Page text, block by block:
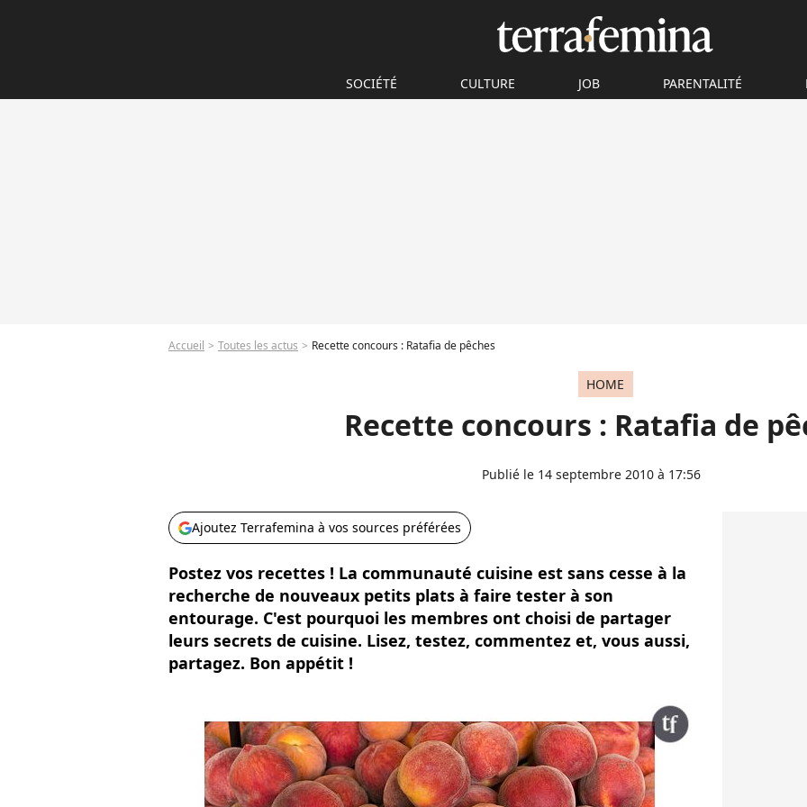
SOCIÉTÉ CULTURE JOB PARENTALITÉ
Accueil Toutes les actus Recette concours : Ratafia de pêches
HOME
Recette concours : Ratafia de
Publié le 14 septembre 2010 à 17:56
Ajoutez Terrafemina à vos sources préférées
Postez vos recettes ! La communauté cuisine est sans cesse à la
recherche de nouveaux petits plats à faire tester à son
entourage. C'est pourquoi les membres ont choisi de partager
leurs secrets de cuisine. Lisez, testez, commentez et, vous aussi,
partagez. Bon appétit !